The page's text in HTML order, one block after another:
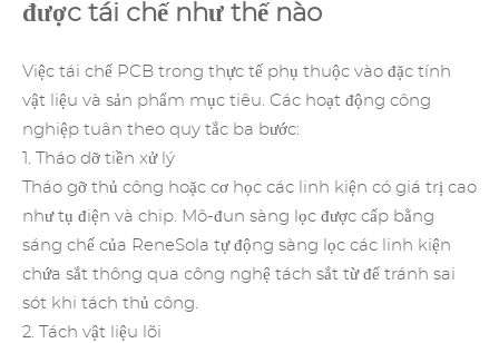
được tái chế như thế nào
Việc tái chế PCB trong thực tế phụ thuộc vào đặc tính
vật liệu và sản phẩm mục tiêu. Các hoạt động công
nghiệp tuân theo quy tắc ba bước:
1. Tháo dỡ tiền xử lý
Tháo gỡ thủ công hoặc cơ học các linh kiện có giá trị cao
như tụ điện và chip. Mô-đun sàng lọc được cấp bằng
sáng chế của ReneSola tự động sàng lọc các linh kiện
chứa sắt thông qua công nghệ tách sắt từ để tránh sai
sót khi tách thủ công.
2. Tách vật liệu lõi